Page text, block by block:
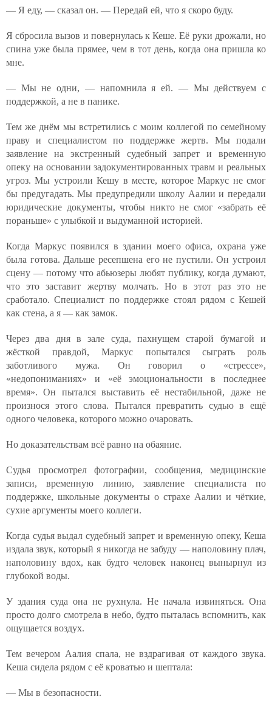
— Я еду, — сказал он. — Передай ей, что я скоро буду.
Я сбросила вызов и повернулась к Кеше. Её руки дрожали, но
спина уже была прямее, чем в тот день, когда она пришла ко
мне.
— Мы не одни, — напомнила я ей. — Мы действуем с
поддержкой, а не в панике.
Тем же днём мы встретились с моим коллегой по семейному
праву и специалистом по поддержке жертв. Мы подали
заявление на экстренный судебный запрет и временную
опеку на основании задокументированных травм и реальных
угроз. Мы устроили Кешу в месте, которое Маркус не смог
бы предугадать. Мы предупредили школу Аалии и передали
юридические документы, чтобы никто не смог «забрать её
пораньше» с улыбкой и выдуманной историей.
Когда Маркус появился в здании моего офиса, охрана уже
была готова. Дальше ресепшена его не пустили. Он устроил
сцену — потому что абьюзеры любят публику, когда думают,
что это заставит жертву молчать. Но в этот раз это не
сработало. Специалист по поддержке стоял рядом с Кешей
как стена, а я — как замок.
Через два дня в зале суда, пахнущем старой бумагой и
жёсткой правдой, Маркус попытался сыграть роль
заботливого мужа. Он говорил о «стрессе»,
«недопониманиях» и «её эмоциональности в последнее
время». Он пытался выставить её нестабильной, даже не
произнося этого слова. Пытался превратить судью в ещё
одного человека, которого можно очаровать.
Но доказательствам всё равно на обаяние.
Судья просмотрел фотографии, сообщения, медицинские
записи, временную линию, заявление специалиста по
поддержке, школьные документы о страхе Аалии и чёткие,
сухие аргументы моего коллеги.
Когда судья выдал судебный запрет и временную опеку, Кеша
издала звук, который я никогда не забуду — наполовину плач,
наполовину вдох, как будто человек наконец вынырнул из
глубокой воды.
У здания суда она не рухнула. Не начала извиняться. Она
просто долго смотрела в небо, будто пыталась вспомнить, как
ощущается воздух.
Тем вечером Аалия спала, не вздрагивая от каждого звука.
Кеша сидела рядом с её кроватью и шептала:
— Мы в безопасности.